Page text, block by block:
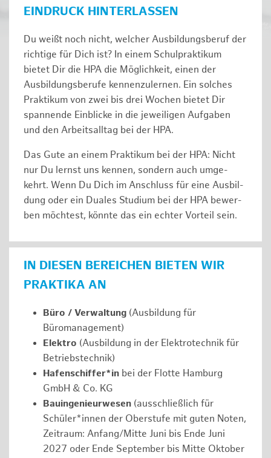
EINDRUCK HINTERLASSEN
Du weißt noch nicht, welcher Ausbildungsberuf der
richtige für Dich ist? In einem Schulpraktikum
bietet Dir die HPA die Möglichkeit, einen der
Ausbildungsberufe kennenzulernen. Ein solches
Prak­ti­kum von zwei bis drei Wochen bie­tet Dir
span­nen­de Ein­bli­cke in die jeweiligen Aufgaben
und den Ar­beits­all­tag bei der HPA.
Das Gute an einem Praktikum bei der HPA: Nicht
nur Du lernst uns ken­nen, son­dern auch um­ge­
kehrt. Wenn Du Dich im An­schluss für eine Aus­bil­
dung oder ein Duales Studium bei der HPA be­wer­
ben möch­test, könnte das ein ech­ter Vor­teil sein.
IN DIESEN BEREICHEN BIETEN WIR
PRAKTIKA AN
Büro / Verwaltung (Ausbildung für
Büromanagement)
Elektro (Ausbildung in der Elektrotechnik für
Betriebstechnik)
Hafenschiffer*in bei der Flotte Hamburg
GmbH & Co. KG
Bauingenieurwesen (ausschließlich für
Schüler*innen der Oberstufe mit guten Noten,
Zeitraum: Anfang/Mitte Juni bis Ende Juni
2027 oder Ende September bis Mitte Oktober